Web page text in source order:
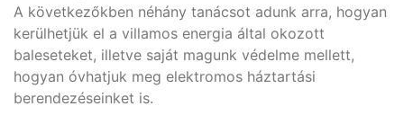
A következőkben néhány tanácsot adunk arra, hogyan
kerülhetjük el a villamos energia által okozott
baleseteket, illetve saját magunk védelme mellett,
hogyan óvhatjuk meg elektromos háztartási
berendezéseinket is.